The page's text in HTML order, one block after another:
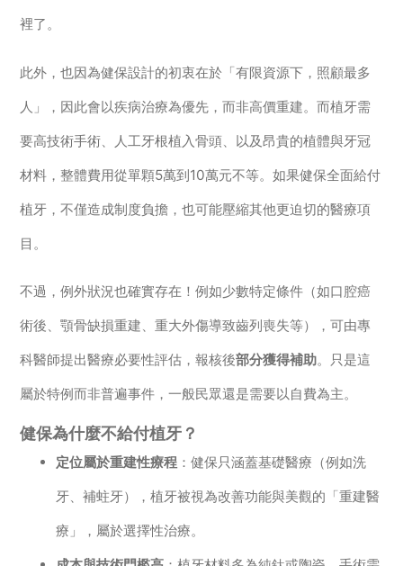
裡了。
此外，也因為健保設計的初衷在於「有限資源下，照顧最多
人」，因此會以疾病治療為優先，而非高價重建。而植牙需
要高技術手術、人工牙根植入骨頭、以及昂貴的植體與牙冠
材料，整體費用從單顆5萬到10萬元不等。如果健保全面給付
植牙，不僅造成制度負擔，也可能壓縮其他更迫切的醫療項
目。
不過，例外狀況也確實存在！例如少數特定條件（如口腔癌
術後、顎骨缺損重建、重大外傷導致齒列喪失等），可由專
科醫師提出醫療必要性評估，報核後部分獲得補助。只是這
屬於特例而非普遍事件，一般民眾還是需要以自費為主。
健保為什麼不給付植牙？
定位屬於重建性療程 ：健保只涵蓋基礎醫療（例如洗
牙、補蛀牙），植牙被視為改善功能與美觀的「重建醫
療」，屬於選擇性治療。